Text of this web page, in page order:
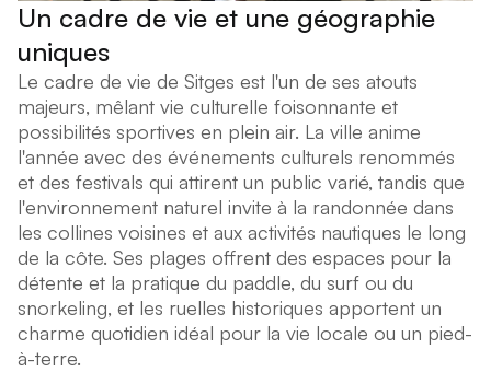
Un cadre de vie et une géographie
uniques
Le cadre de vie de Sitges est l'un de ses atouts
majeurs, mêlant vie culturelle foisonnante et
possibilités sportives en plein air. La ville anime
l'année avec des événements culturels renommés
et des festivals qui attirent un public varié, tandis que
l'environnement naturel invite à la randonnée dans
les collines voisines et aux activités nautiques le long
de la côte. Ses plages offrent des espaces pour la
détente et la pratique du paddle, du surf ou du
snorkeling, et les ruelles historiques apportent un
charme quotidien idéal pour la vie locale ou un pied-
à-terre.